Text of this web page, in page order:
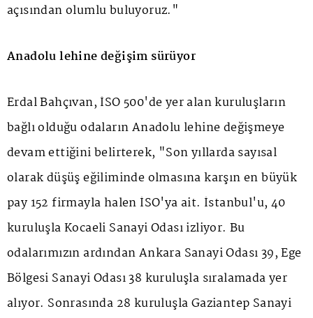
açısından olumlu buluyoruz."
Anadolu lehine değişim sürüyor
Erdal Bahçıvan, İSO 500'de yer alan kuruluşların
bağlı olduğu odaların Anadolu lehine değişmeye
devam ettiğini belirterek, "Son yıllarda sayısal
olarak düşüş eğiliminde olmasına karşın en büyük
pay 152 firmayla halen İSO'ya ait. İstanbul'u, 40
kuruluşla Kocaeli Sanayi Odası izliyor. Bu
odalarımızın ardından Ankara Sanayi Odası 39, Ege
Bölgesi Sanayi Odası 38 kuruluşla sıralamada yer
alıyor. Sonrasında 28 kuruluşla Gaziantep Sanayi